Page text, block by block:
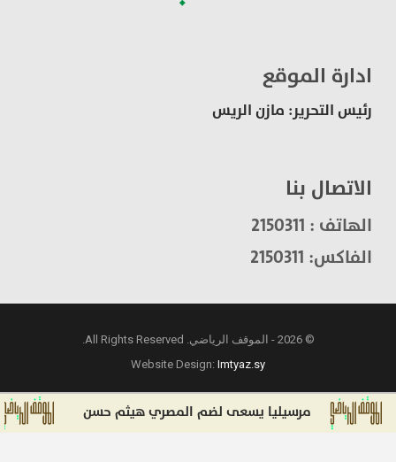
ادارة الموقع
رئيس التحرير: مازن الريس
الاتصال بنا
الهاتف : 2150311
الفاكس: 2150311
© 2026 - الموقف الرياضي. All Rights Reserved.
Website Design:Imtyaz.sy
مرسيليا يسعى لضم المصري هيثم حسن